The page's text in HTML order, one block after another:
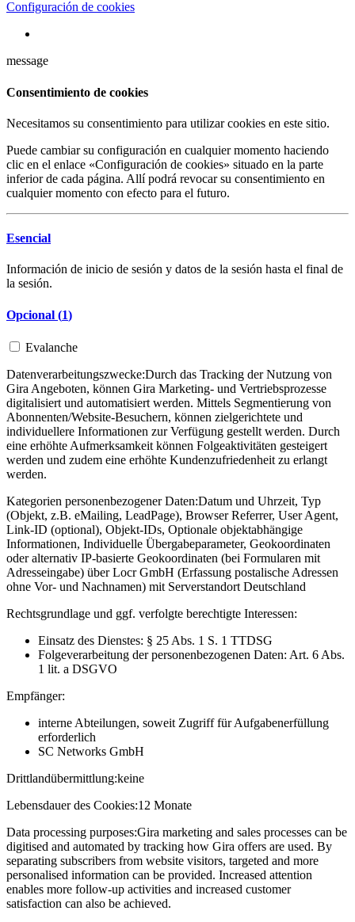
Configuración de cookies
message
Consentimiento de cookies
Necesitamos su consentimiento para utilizar cookies en este sitio.
Puede cambiar su configuración en cualquier momento haciendo
clic en el enlace «Configuración de cookies» situado en la parte
inferior de cada página. Allí podrá revocar su consentimiento en
cualquier momento con efecto para el futuro.
Esencial
Información de inicio de sesión y datos de la sesión hasta el final de
la sesión.
Opcional (1)
Evalanche
Datenverarbeitungszwecke:Durch das Tracking der Nutzung von
Gira Angeboten, können Gira Marketing- und Vertriebsprozesse
digitalisiert und automatisiert werden. Mittels Segmentierung von
Abonnenten/Website-Besuchern, können zielgerichtete und
individuellere Informationen zur Verfügung gestellt werden. Durch
eine erhöhte Aufmerksamkeit können Folgeaktivitäten gesteigert
werden und zudem eine erhöhte Kundenzufriedenheit zu erlangt
werden.
Kategorien personenbezogener Daten:Datum und Uhrzeit, Typ
(Objekt, z.B. eMailing, LeadPage), Browser Referrer, User Agent,
Link-ID (optional), Objekt-IDs, Optionale objektabhängige
Informationen, Individuelle Übergabeparameter, Geokoordinaten
oder alternativ IP-basierte Geokoordinaten (bei Formularen mit
Adresseingabe) über Locr GmbH (Erfassung postalische Adressen
ohne Vor- und Nachnamen) mit Serverstandort Deutschland
Rechtsgrundlage und ggf. verfolgte berechtigte Interessen:
Einsatz des Dienstes: § 25 Abs. 1 S. 1 TTDSG
Folgeverarbeitung der personenbezogenen Daten: Art. 6 Abs.
1 lit. a DSGVO
Empfänger:
interne Abteilungen, soweit Zugriff für Aufgabenerfüllung
erforderlich
SC Networks GmbH
Drittlandübermittlung:keine
Lebensdauer des Cookies:12 Monate
Data processing purposes:Gira marketing and sales processes can be
digitised and automated by tracking how Gira offers are used. By
separating subscribers from website visitors, targeted and more
personalised information can be provided. Increased attention
enables more follow-up activities and increased customer
satisfaction can also be achieved.